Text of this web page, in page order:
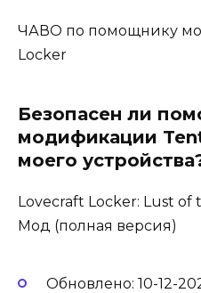
ЧАВО по помощнику
Locker
Безопасен ли
модификации
моего
Lovecraft Locker: Lust of
Мод (полная версия)
Обновлено: 10-12-